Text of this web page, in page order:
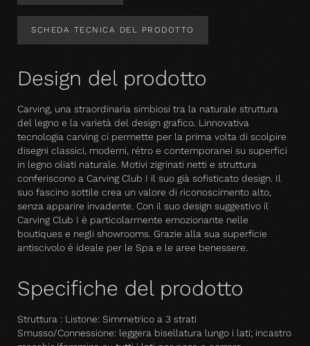
SCHEDA TECNICA DEL PRODOTTO
Design del prodotto
Carving, una straordinaria simbiosi tra la naturale struttura
del legno e la varietà del design grafico. Linnovativa
tecnologia carving ci permette per la prima volta di scolpire
disegni classici, moderni, rétro e contemporanei su superfici
in legno oliati naturale. Motivi zigrinati netti e struttura
conferiscono a Carving Club I il suo già sofisticato design. Il
suo fascino sottile crea un valore di riconoscimento alto,
senza apparire invadente. Con il suo design suggestivo il
Carving Club I è particolarmente emozionante nelle
boutiques e negli showrooms. Grazie alla sua superficie
antiscivolo è ideale per le Spa e le aree benessere.
Specifiche del prodotto
Struttura : Listone: Simmetrico a 3 strati
Smusso/Connessione: leggera bisellatura lungo i lati; incastro